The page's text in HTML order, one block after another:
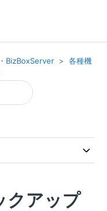
BizBoxServer
各種機
クアップ